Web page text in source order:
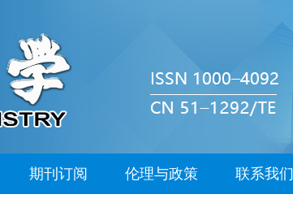
期刊订阅 伦理与政策 联系我们